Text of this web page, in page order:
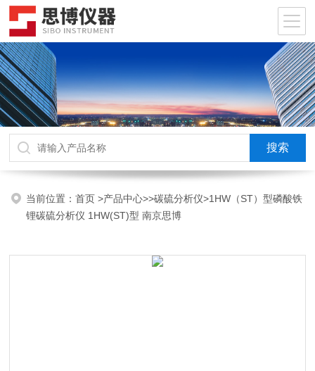
当前位置：首页>产品中心>>碳硫分析仪>1HW（ST）型磷酸铁
锂碳硫分析仪 1HW(ST)型 南京思博